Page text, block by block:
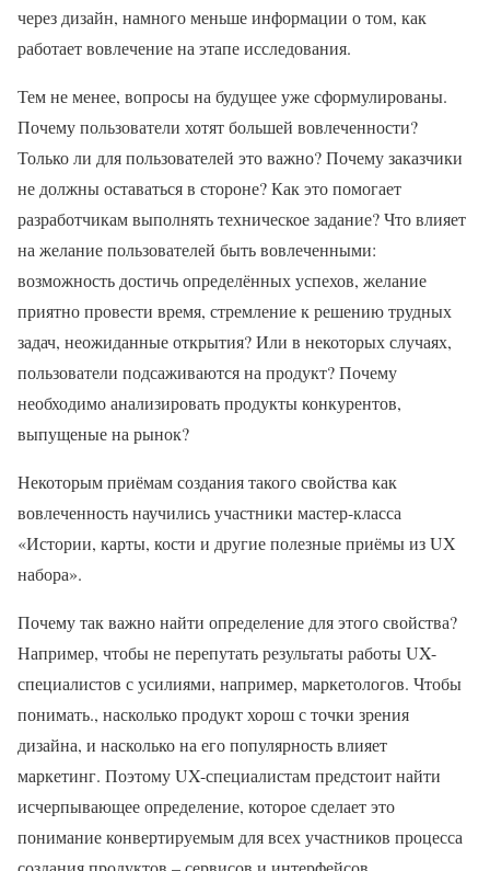
через дизайн, намного меньше информации о том, как
работает вовлечение на этапе исследования.
Тем не менее, вопросы на будущее уже сформулированы.
Почему пользователи хотят большей вовлеченности?
Только ли для пользователей это важно? Почему заказчики
не должны оставаться в стороне? Как это помогает
разработчикам выполнять техническое задание? Что влияет
на желание пользователей быть вовлеченными:
возможность достичь определённых успехов, желание
приятно провести время, стремление к решению трудных
задач, неожиданные открытия? Или в некоторых случаях,
пользователи подсаживаются на продукт? Почему
необходимо анализировать продукты конкурентов,
выпущеные на рынок?
Некоторым приёмам создания такого свойства как
вовлеченность научились участники мастер-класса
«Истории, карты, кости и другие полезные приёмы из UX
набора».
Почему так важно найти определение для этого свойства?
Например, чтобы не перепутать результаты работы UX-
специалистов с усилиями, например, маркетологов. Чтобы
понимать., насколько продукт хорош с точки зрения
дизайна, и насколько на его популярность влияет
маркетинг. Поэтому UX-специалистам предстоит найти
исчерпывающее определение, которое сделает это
понимание конвертируемым для всех участников процесса